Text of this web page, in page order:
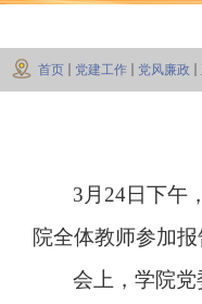
首页 党建工作 党风廉政
3月24日下午，
院全体教师参加报
会上，学院